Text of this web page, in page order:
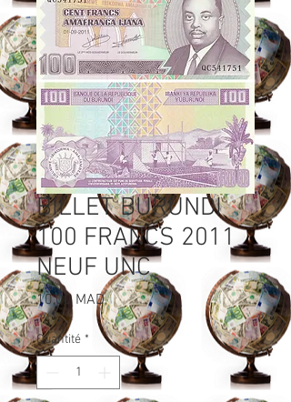
BILLET BURUNDI
100 FRANCS 2011
NEUF UNC
10,00 MADPrix
Quantité *